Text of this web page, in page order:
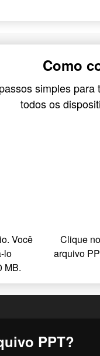
Como
simples
todos os
Você
lo
MB.
Clique
arquivo
PPT?